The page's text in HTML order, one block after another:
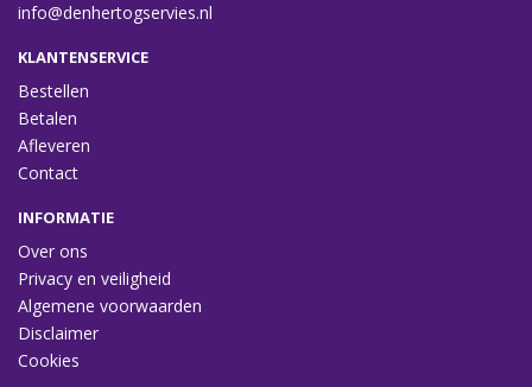
info@denhertogservies.nl
KLANTENSERVICE
Bestellen
Betalen
Afleveren
Contact
INFORMATIE
Over ons
Privacy en veiligheid
Algemene voorwaarden
Disclaimer
Cookies